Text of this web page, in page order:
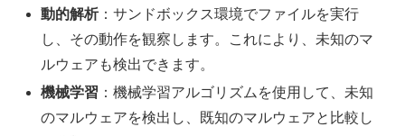
動的解析：サンドボックス環境でファイルを実行
し、その動作を観察します。これにより、未知のマ
ルウェアも検出できます。
機械学習 ：機械学習アルゴリズムを使用して、未知
のマルウェアを検出し、既知のマルウェアと比較し